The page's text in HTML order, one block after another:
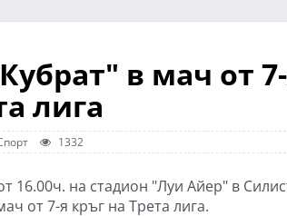
в мач от
лига
1332
16.00ч. на стадион "Луи Айер" в
от 7-я кръг на Трета лига.